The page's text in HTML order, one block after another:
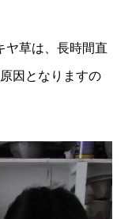
ヤ草は、長時間直
因となりますの